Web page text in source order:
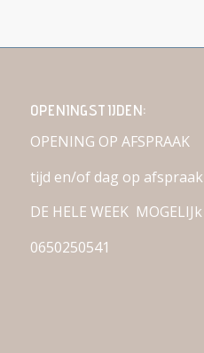
OPENINGSTIJDEN:
OPENING OP AFSPRAAK
tijd en/of dag op afspraak
DE HELE WEEK MOGELIJk
0650250541